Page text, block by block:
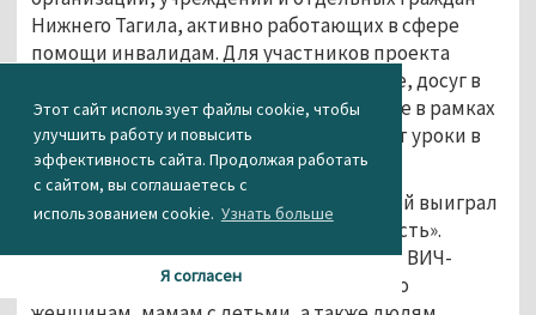
Этот сайт использует файлы cookie, чтобы
улучшить работу и повысить
эффективность сайта. Продолжая работать
с сайтом, вы соглашаетесь с
использованием cookie. Узнать больше
Я согласен
Нижнего Тагила, активно работающих в сфере
помощи инвалидам. Для участников проекта
организуют активный отдых на природе, досуг в
культурных учреждениях города, а также в рамках
повышения трудовых навыков проведут уроки в
столярной мастерской.
Третий грант в размере 500 тысяч рублей выиграл
благотворительный фонд «Независимость».
Проект создан для оказания поддержки ВИЧ-
инфицированному населению, а именно